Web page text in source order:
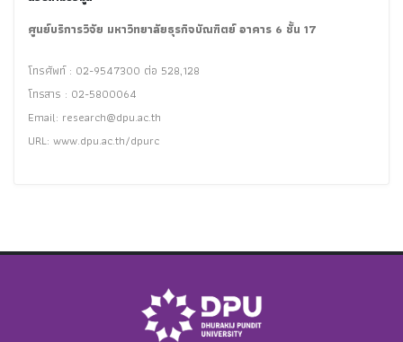
ศูนย์บริการวิจัย มหาวิทยาลัยธุรกิจบัณฑิตย์ อาคาร 6 ชั้น 17
โทรศัพท์ : 02-9547300 ต่อ 528,128
โทรสาร : 02-5800064
Email: research@dpu.ac.th
URL: www.dpu.ac.th/dpurc